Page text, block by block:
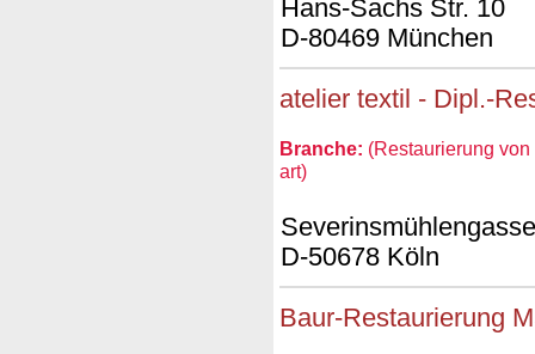
Hans-Sachs Str. 10
D-80469 München
atelier textil - Dipl.-
Branche: (Restaurierung
art)
D-50678 Köln
Baur-Restaurierung